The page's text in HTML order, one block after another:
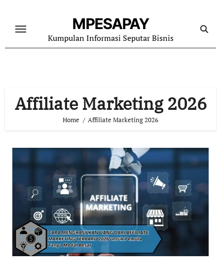
content
MPESAPAY
Kumpulan Informasi Seputar Bisnis
Affiliate Marketing 2026
Home Affiliate Marketing 2026